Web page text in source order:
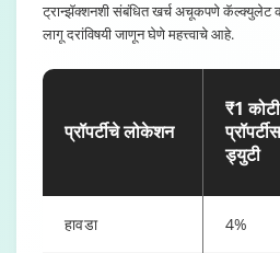
पार्टनरशिप डीड
(₹500 पर्यंत)
₹20
(₹10000 पर्यंत)
₹50
(₹50000 पर्यंत)
ट्रान्झॅक्शनशी संबंधित खर्च अचूकपणे कॅल्क्युलेट
लागू दरांविषयी जाणून घेणे महत्त्वाचे आहे.
प्रॉपर्टीचे लोकेशन
₹1
ड्युटी
हावडा 4%